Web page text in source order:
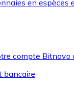
en espèces
compte Bitnovo
bancaire